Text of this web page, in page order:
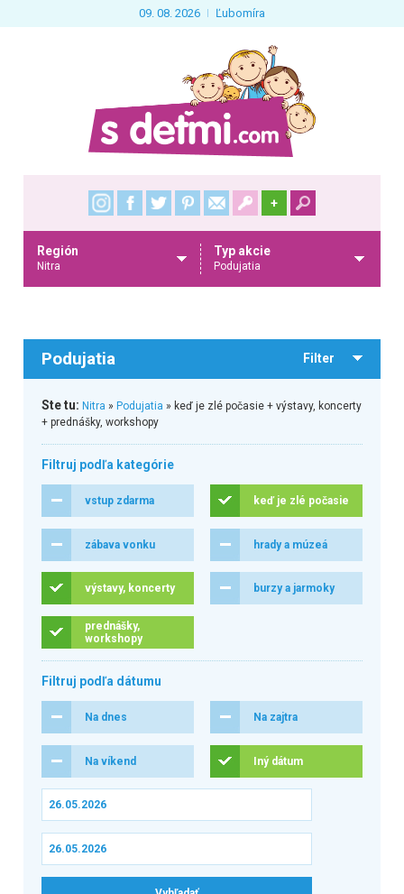
09. 08. 2026 Ľubomíra
+
Región
Nitra
Typ akcie
Podujatia
Podujatia Filter
Ste tu: Nitra » Podujatia » keď je zlé počasie + výstavy, koncerty
+ prednášky, workshopy
Filtruj podľa kategórie
vstup zdarma keď je zlé počasie
zábava vonku hrady a múzeá
výstavy, koncerty burzy a jarmoky
prednášky,
workshopy
Filtruj podľa dátumu
Na dnes Na zajtra
Na víkend Iný dátum